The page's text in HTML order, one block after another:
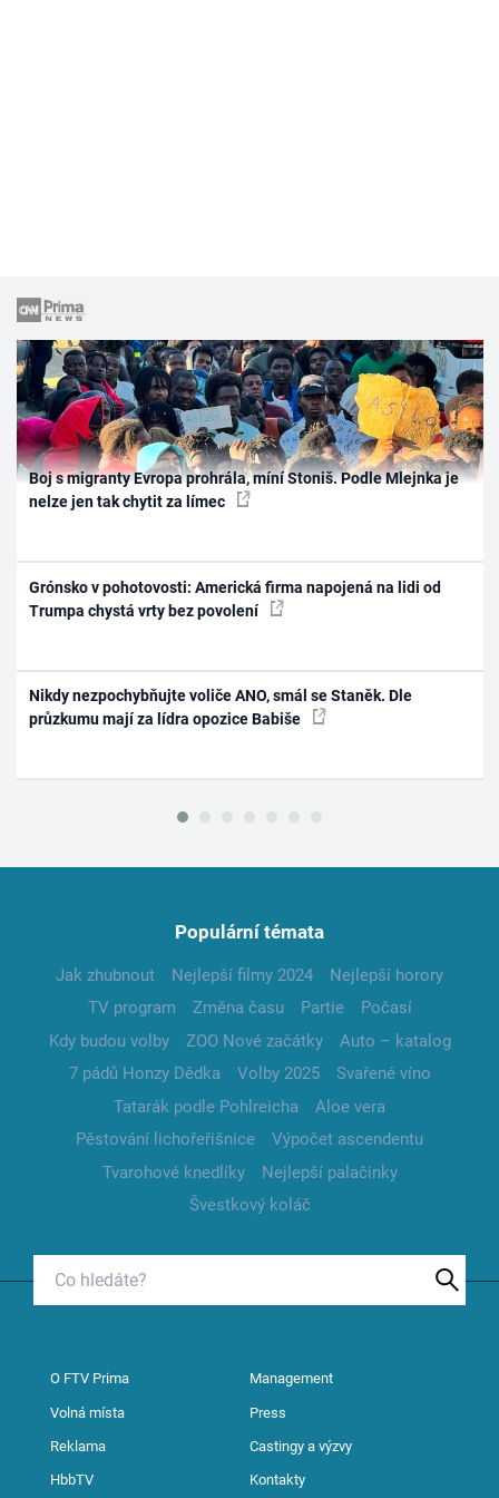
Boj s migranty Evropa prohrála, míní Stoniš. Podle Mlejnka je
nelze jen tak chytit za límec
Grónsko v pohotovosti: Americká firma napojená na lidi od
Trumpa chystá vrty bez povolení
Nikdy nezpochybňujte voliče ANO, smál se Staněk. Dle
průzkumu mají za lídra opozice Babiše
Populární témata
Jak zhubnout Nejlepší filmy 2024
Nejlepší horory
TV program
Změna času Partie
Počasí
Kdy budou volby
ZOO Nové začátky
Auto – katalog
7 pádů Honzy Dědka
Volby 2025
Svařené víno
Tatarák podle Pohlreicha
Aloe vera
Pěstování lichořeřišnice
Výpočet ascendentu
Tvarohové knedlíky
Nejlepší palačinky
Švestkový koláč
O FTV Prima Management
Volná místa Press
Reklama Castingy a výzvy
HbbTV Kontakty